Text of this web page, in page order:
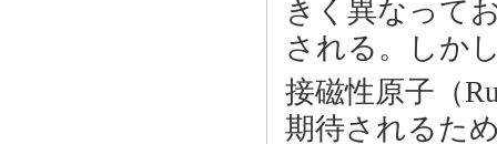
きく異なって
される。しか
接磁性原子（
期待されるた